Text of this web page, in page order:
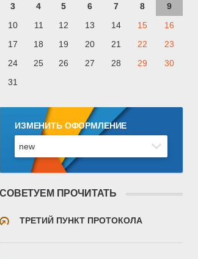
3
4 5 6 7 8
9
10
11 12 13 14 15
16
17
18 19 20 21 22
23
24
25 26 27 28 29
30
31
ИЗМЕНИТЬ ОФОРМЛЕНИЕ
СОВЕТУЕМ ПРОЧИТАТЬ
ТРЕТИЙ ПУНКТ ПРОТОКОЛА